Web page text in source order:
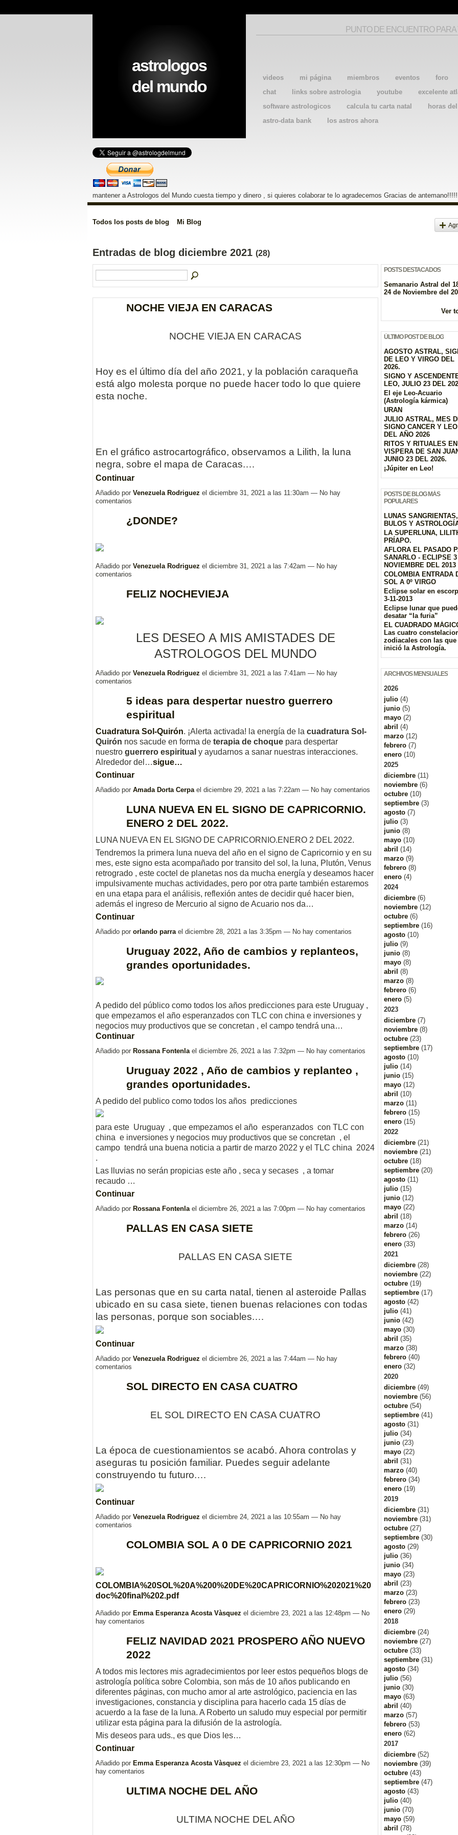
videos mi página miembros eventos foro
chat
links sobre astrologia youtube excelente
software astrologicos
calcula tu carta natal horas
astro-data bank
los astros ahora
astrologos
del mundo
PUNTO DE ENCUENTRO
mantener a Astrologos del Mundo cuesta tiempo y dinero , si quieres colaborar te lo agradecemos Gracias de
Todos los posts de blog Mi Blog
Entradas de blog diciembre 2021 (28)
NOCHE VIEJA EN CARACAS
NOCHE VIEJA EN CARACAS
Hoy es el último día del año 2021, y la población caraqueña
está algo molesta porque no puede hacer todo lo que quiere
esta noche.
En el gráfico astrocartográfico, observamos a Lilith, la luna
negra, sobre el mapa de Caracas.…
Continuar
Añadido por Venezuela Rodriguez el diciembre 31, 2021 a las 11:30am — No hay
comentarios
¿DONDE?
Añadido por Venezuela Rodriguez el diciembre 31, 2021 a las 7:42am — No hay
comentarios
FELIZ NOCHEVIEJA
LES DESEO A MIS AMISTADES DE
ASTROLOGOS DEL MUNDO
Añadido por Venezuela Rodriguez el diciembre 31, 2021 a las 7:41am — No hay
comentarios
5 ideas para despertar nuestro guerrero
espiritual
Cuadratura Sol-Quirón. ¡Alerta activada! la energía de la cuadratura Sol-
Quirón nos sacude en forma de terapia de choque para despertar
nuestro guerrero espiritual y ayudarnos a sanar nuestras interacciones.
Alrededor del…sigue…
Continuar
Añadido por Amada Dorta Cerpael diciembre 29, 2021 a las 7:22am — No hay comentarios
LUNA NUEVA EN EL SIGNO DE CAPRICORNIO.
ENERO 2 DEL 2022.
LUNA NUEVA EN EL SIGNO DE CAPRICORNIO.ENERO 2 DEL 2022.
Tendremos la primera luna nueva del año en el signo de Capricornio y en su
mes, este signo esta acompañado por transito del sol, la luna, Plutón, Venus
retrogrado , este coctel de planetas nos da mucha energía y deseamos hacer
impulsivamente muchas actividades, pero por otra parte también estaremos
en una etapa para el análisis, reflexión antes de decidir qué hacer bien,
además el ingreso de Mercurio al signo de Acuario nos da…
Continuar
Añadido por orlando parrael diciembre 28, 2021 a las 3:35pm — No hay comentarios
Uruguay 2022, Año de cambios y replanteos,
grandes oportunidades.
A pedido del público como todos los años predicciones para este Uruguay ,
que empezamos el año esperanzados con TLC con china e inversiones y
negocios muy productivos que se concretan , el campo tendrá una…
Continuar
Añadido por Rossana Fontenlael diciembre 26, 2021 a las 7:32pm — No hay comentarios
Uruguay 2022 , Año de cambios y replanteo ,
grandes oportunidades.
A pedido del publico como todos los años predicciones
para este Uruguay , que empezamos el año esperanzados con TLC con
china e inversiones y negocios muy productivos que se concretan , el
campo tendrá una buena noticia a partir de marzo 2022 y el TLC china 2024
.
Las lluvias no serán propicias este año , seca y secases , a tomar
recaudo …
Continuar
Añadido por Rossana Fontenlael diciembre 26, 2021 a las 7:00pm — No hay comentarios
PALLAS EN CASA SIETE
PALLAS EN CASA SIETE
Las personas que en su carta natal, tienen al asteroide Pallas
ubicado en su casa siete, tienen buenas relaciones con todas
las personas, porque son sociables.…
Continuar
Añadido por Venezuela Rodriguez el diciembre 26, 2021 a las 7:44am — No hay
comentarios
SOL DIRECTO EN CASA CUATRO
EL SOL DIRECTO EN CASA CUATRO
La época de cuestionamientos se acabó. Ahora controlas y
aseguras tu posición familiar. Puedes seguir adelante
construyendo tu futuro.…
Continuar
Añadido por Venezuela Rodriguez el diciembre 24, 2021 a las 10:55am — No hay
comentarios
COLOMBIA SOL A 0 DE CAPRICORNIO 2021
COLOMBIA%20SOL%20A%200%20DE%20CAPRICORNIO%202021%20
doc%20final%202.pdf
Añadido por Emma Esperanza Acosta Vàsquez el diciembre 23, 2021 a las 12:48pm — No
hay comentarios
FELIZ NAVIDAD 2021 PROSPERO AÑO NUEVO
2022
A todos mis lectores mis agradecimientos por leer estos pequeños blogs de
astrología política sobre Colombia, son más de 10 años publicando en
diferentes páginas, con mucho amor al arte astrológico, paciencia en las
investigaciones, constancia y disciplina para hacerlo cada 15 días de
acuerdo a la fase de la luna. A Roberto un saludo muy especial por permitir
utilizar esta página para la difusión de la astrología.
Mis deseos para uds., es que Dios les…
Continuar
Añadido por Emma Esperanza Acosta Vàsquez el diciembre 23, 2021 a las 12:30pm — No
hay comentarios
ULTIMA NOCHE DEL AÑO
ULTIMA NOCHE DEL AÑO
POSTS DESTACADOS
Semanario Astral del
24 de Noviembre del
Ver
ÚLTIMO POST DE BLOG
AGOSTO ASTRAL,
DE LEO Y VIRGO DEL
2026.
SIGNO Y
LEO, JULIO 23 DEL
El eje Leo-Acuario
(Astrología kármica)
URAN
JULIO ASTRAL, MES
SIGNO CANCER Y LEO
DEL AÑO 2026
RITOS Y RITUALES
VISPERA DE SAN
JUNIO 23 DEL 2026.
¡Júpiter en Leo!
POSTS DE BLOG MÁS
POPULARES
LUNAS SANGRIENTAS,
BULOS Y
LA SUPERLUNA,
PRÍAPO.
AFLORA EL PASADO
SANARLO - ECLIPSE
NOVIEMBRE DEL 2013
COLOMBIA ENTRADA
SOL A 0º VIRGO
Eclipse solar en
3-11-2013
Eclipse lunar que
desatar “la furia”
EL CUADRADO
Las cuatro
zodiacales con las que
inició la Astrología.
ARCHIVOS MENSUALES
2026
julio (4)
junio (5)
mayo (2)
abril (4)
marzo (12)
febrero (7)
enero (10)
2025
diciembre (11)
noviembre (6)
octubre (10)
septiembre (3)
agosto (7)
julio (3)
junio (8)
mayo (10)
abril (14)
marzo (9)
febrero (8)
enero (4)
2024
diciembre (6)
noviembre (12)
octubre (6)
septiembre (16)
agosto (10)
julio (9)
junio (8)
mayo (8)
abril (8)
marzo (8)
febrero (6)
enero (5)
2023
diciembre (7)
noviembre (8)
octubre (23)
septiembre (17)
agosto (10)
julio (14)
junio (15)
mayo (12)
abril (10)
marzo (11)
febrero (15)
enero (15)
2022
diciembre (21)
noviembre (21)
octubre (18)
septiembre (20)
agosto (11)
julio (15)
junio (12)
mayo (22)
abril (18)
marzo (14)
febrero (26)
enero (33)
2021
diciembre (28)
noviembre (22)
octubre (19)
septiembre (17)
agosto (42)
julio (41)
junio (42)
mayo (30)
abril (35)
marzo (38)
febrero (40)
enero (32)
2020
diciembre (49)
noviembre (56)
octubre (54)
septiembre (41)
agosto (31)
julio (34)
junio (23)
mayo (22)
abril (31)
marzo (40)
febrero (34)
enero (19)
2019
diciembre (31)
noviembre (31)
octubre (27)
septiembre (30)
agosto (29)
julio (36)
junio (34)
mayo (23)
abril (23)
marzo (23)
febrero (23)
enero (29)
2018
diciembre (24)
noviembre (27)
octubre (33)
septiembre (31)
agosto (34)
julio (56)
junio (30)
mayo (63)
abril (40)
marzo (57)
febrero (53)
enero (62)
2017
diciembre (52)
noviembre (39)
octubre (43)
septiembre (47)
agosto (43)
julio (40)
junio (70)
mayo (59)
abril (78)